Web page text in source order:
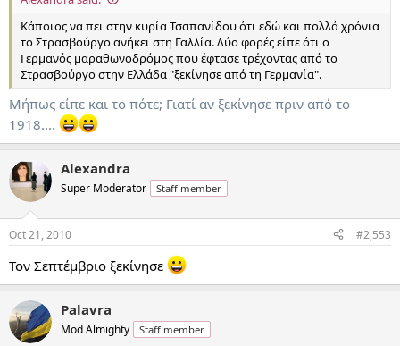
Κάποιος να πει στην κυρία Τσαπανίδου ότι εδώ και πολλά χρόνια
το Στρασβούργο ανήκει στη Γαλλία. Δύο φορές είπε ότι ο
Γερμανός μαραθωνοδρόμος που έφτασε τρέχοντας από το
Στρασβούργο στην Ελλάδα "ξεκίνησε από τη Γερμανία".
Μήπως είπε και το πότε; Γιατί αν ξεκίνησε πριν από το
1918....
Alexandra
Super Moderator Staff member
Oct 21, 2010 #2,553
Τον Σεπτέμβριο ξεκίνησε
Palavra
Mod Almighty Staff member